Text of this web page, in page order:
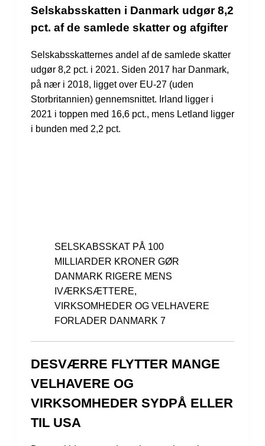
Selskabsskatten i Danmark udgør 8,2
pct. af de samlede skatter og afgifter
Selskabsskatternes andel af de samlede skatter
udgør 8,2 pct. i 2021. Siden 2017 har Danmark,
på nær i 2018, ligget over EU-27 (uden
Storbritannien) gennemsnittet. Irland ligger i
2021 i toppen med 16,6 pct., mens Letland ligger
i bunden med 2,2 pct.
SELSKABS­SKAT PÅ 100
MILLIARDER KRONER GØR
DANMARK RIGERE MENS
IVÆRKSÆTTERE,
VIRKSOMHEDER OG VELHAVERE
FORLADER DANMARK 7
DESVÆRRE FLYTTER MANGE
VELHAVERE OG
VIRKSOMHEDER SYDPÅ ELLER
TIL USA